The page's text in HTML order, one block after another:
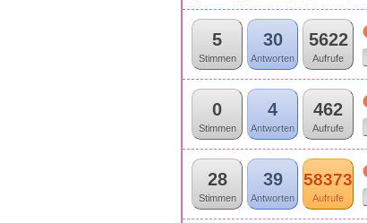
5
Stimmen
30
Antworten
5622
Aufrufe
0
Stimmen
4
Antworten
462
Aufrufe
28
Stimmen
39
Antworten
58373
Aufrufe